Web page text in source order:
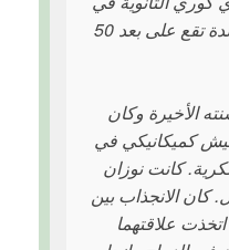
نوجنت سور واز، وهي بلدة تقع على بعد 50
الأخيرة وكان
كميكانيكي في
كانت نوزان
كان الانجذاب بين
علاقتهما